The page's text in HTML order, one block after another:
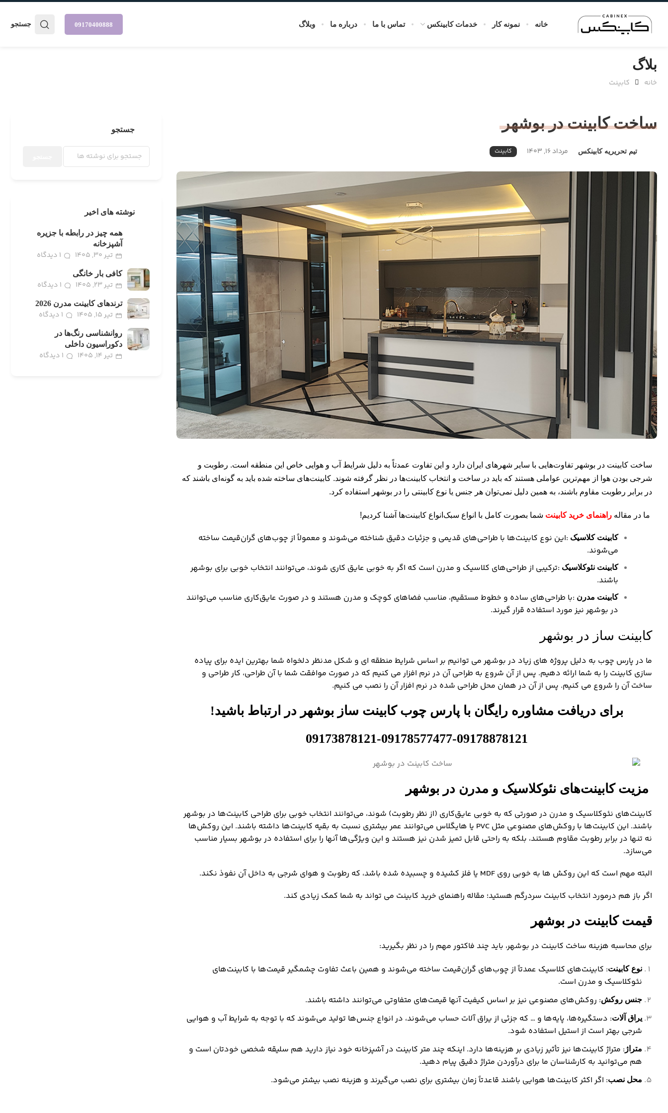
خانه نمونه کار خدمات کابینکس تماس با ما درباره ما وبلاگ 09170400888 جستجو
بلاگ
خانه کابینت
ساخت کابینت در بوشهر
تیم تحریریه کابینکس مرداد 16, 1403 کابینت
ساخت کابینت در بوشهر تفاوت‌هایی با سایر شهرهای ایران دارد و این تفاوت عمدتاً به دلیل شرایط آب و هوایی خاص این منطقه است. رطوبت و
شرجی بودن هوا از مهم‌ترین عواملی هستند که باید در ساخت و انتخاب کابینت‌ها در نظر گرفته شوند. کابینت‌های ساخته شده باید به گونه‌ای باشند که
در برابر رطوبت مقاوم باشند، به همین دلیل نمی‌توان هر جنس یا نوع کابینتی را در بوشهر استفاده کرد.
ما در مقاله راهنمای خرید کابینت انواع کابینت‌ها آشنا کردیم!
کابینت کلاسیک :این نوع کابینت‌ها با طراحی‌های قدیمی و جزئیات دقیق شناخته می‌شوند و معمولاً از چوب‌های گران‌قیمت ساخته
می‌شوند.
کابینت نئوکلاسیک :ترکیبی از طراحی‌های کلاسیک و مدرن است که اگر به خوبی عایق کاری شوند، می‌توانند انتخاب خوبی برای بوشهر
باشند.
کابینت مدرن :با طراحی‌های ساده و خطوط مستقیم، مناسب فضاهای کوچک و مدرن هستند و در صورت عایق‌کاری مناسب می‌توانند
در بوشهر نیز مورد استفاده قرار گیرند.
کابینت ساز در بوشهر
ما در پارس چوب به دلیل پروژه های زیاد در بوشهر می توانیم بر اساس شرایط منطقه ای و شکل مدنظر دلخواه شما بهترین ایده برای پیاده
سازی کابینت را به شما ارائه دهیم. پس از آن شروع به طراحی آن در نرم افزار می کنیم که در صورت موافقت شما با آن طراحی، کار طراحی و
ساخت آن را شروع می کنیم. پس از آن در همان محل طراحی شده در نرم افزار آن را نصب می کنیم.
برای دریافت مشاوره رایگان با پارس چوب کابینت ساز بوشهر در ارتباط باشید!
09173878121-09178577477-09178878121
مزیت کابینت‌های نئوکلاسیک و مدرن در بوشهر
کابینت‌های نئوکلاسیک و مدرن در صورتی که به خوبی عایق‌کاری (از نظر رطوبت) شوند، می‌توانند انتخاب خوبی برای طراحی کابینت‌ها در بوشهر
باشند. این کابینت‌ها با روکش‌های مصنوعی مثل PVC یا هایگلاس می‌توانند عمر بیشتری نسبت به بقیه کابینت‌ها داشته باشند. این روکش‌ها
نه تنها در برابر رطوبت مقاوم هستند، بلکه به راحتی قابل تمیز شدن نیز هستند و این ویژگی‌ها آنها را برای استفاده در بوشهر بسیار مناسب
می‌سازد.
البته مهم است که این روکش ها به خوبی روی MDF یا فلز کشیده و چسبیده شده باشد، که رطوبت و هوای شرجی به داخل آن نفوذ نکند.
اگر باز هم درمورد انتخاب کابینت سردرگم هستید؛ مقاله راهنمای خرید کابینت می تواند به شما کمک زیادی کند.
قیمت کابینت در بوشهر
برای محاسبه هزینه ساخت کابینت در بوشهر، باید چند فاکتور مهم را در نظر بگیرید:
نوع کابینت: کابینت‌های کلاسیک عمدتاً از چوب‌های گران‌قیمت ساخته می‌شوند و همین باعث تفاوت چشمگیر قیمت‌ها با کابینت‌های
نئوکلاسیک و مدرن است.
جنس روکش: روکش‌های مصنوعی نیز بر اساس کیفیت آنها قیمت‌های متفاوتی می‌توانند داشته باشند.
یراق آلات: دستگیره‌ها، پایه‌ها و … که جزئی از یراق آلات حساب می‌شوند، در انواع جنس‌ها تولید می‌شوند که با توجه به شرایط آب و هوایی
شرجی بهتر است از استیل استفاده شود.
متراژ: متراژ کابینت‌ها نیز تأثیر زیادی بر هزینه‌ها دارد. اینکه چند متر کابینت در آشپزخانه خود نیاز دارید هم سلیقه شخصی خودتان است و
هم می‌توانید به کارشناسان ما برای درآوردن متراژ دقیق پیام دهید.
محل نصب: اگر اکثر کابینت‌ها هوایی باشند قاعدتاً زمان بیشتری برای نصب می‌گیرند و هزینه نصب بیشتر می‌شود.
جستجو
نوشته های اخیر
همه چیز در رابطه با جزیره
آشپزخانه
تیر 30, 1405 1 دیدگاه
کافی بار خانگی
تیر 23, 1405 1 دیدگاه
ترندهای کابینت مدرن 2026
تیر 15, 1405 1 دیدگاه
روانشناسی رنگ‌ها در
دکوراسیون داخلی
تیر 14, 1405 1 دیدگاه